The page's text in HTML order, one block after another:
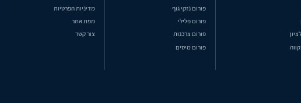
פורום נזקי גוף
פורום פלילי
פורום צרכנות
פורום מיסים
מדיניות הפרטיות
מפת אתר
צור קשר